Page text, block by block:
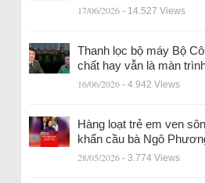
17/06/2026 - 14.527 Views
Thanh lọc bộ máy Bộ
chất hay vẫn là màn
16/06/2026 - 4.942 Views
Hàng loạt trẻ em ven
khẩn cầu bà Ngô
28/05/2026 - 3.774 Views